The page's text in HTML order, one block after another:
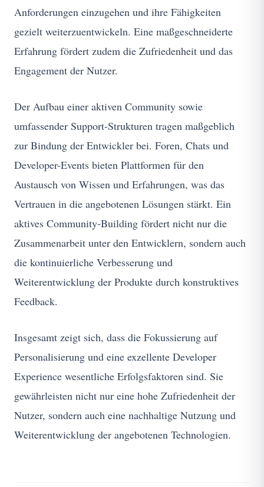
Anforderungen einzugehen und ihre Fähigkeiten
gezielt weiterzuentwickeln. Eine maßgeschneiderte
Erfahrung fördert zudem die Zufriedenheit und das
Engagement der Nutzer.
Der Aufbau einer aktiven Community sowie
umfassender Support-Strukturen tragen maßgeblich
zur Bindung der Entwickler bei. Foren, Chats und
Developer-Events bieten Plattformen für den
Austausch von Wissen und Erfahrungen, was das
Vertrauen in die angebotenen Lösungen stärkt. Ein
aktives Community-Building fördert nicht nur die
Zusammenarbeit unter den Entwicklern, sondern auch
die kontinuierliche Verbesserung und
Weiterentwicklung der Produkte durch konstruktives
Feedback.
Insgesamt zeigt sich, dass die Fokussierung auf
Personalisierung und eine exzellente Developer
Experience wesentliche Erfolgsfaktoren sind. Sie
gewährleisten nicht nur eine hohe Zufriedenheit der
Nutzer, sondern auch eine nachhaltige Nutzung und
Weiterentwicklung der angebotenen Technologien.